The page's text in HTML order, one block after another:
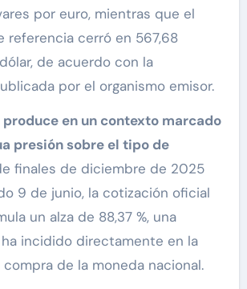
por euro, mientras que el
referencia cerró en 567,68
de acuerdo con la
por el organismo emisor.
produce en un contexto marcado
presión sobre el tipo de
finales de diciembre de 2025
9 de junio, la cotización oficial
un alza de 88,37 %, una
incidido directamente en la
de la moneda nacional.